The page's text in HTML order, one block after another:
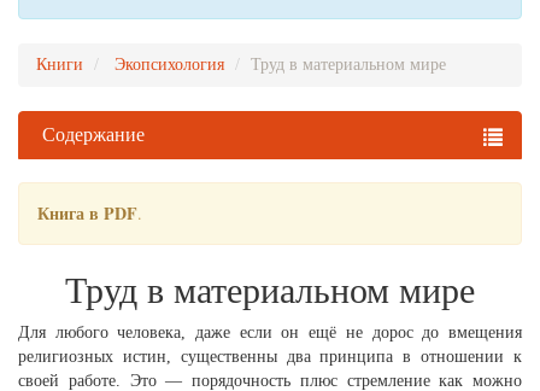
Книги Экопсихология Труд в материальном мире
Содержание
Книга в PDF.
Труд в материальном мире
Для любого человека, даже если он ещё не дорос до вмещения
религиозных истин, существенны два принципа в отношении к
своей работе. Это — порядочность плюс стремление как можно